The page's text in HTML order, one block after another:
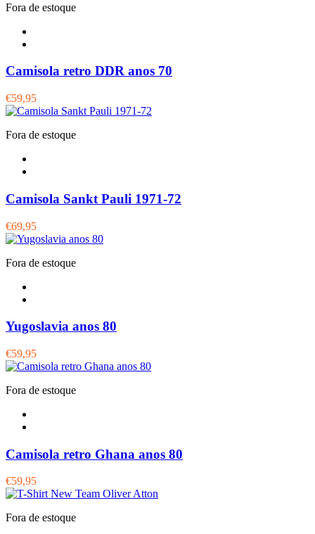
Fora de estoque
Camisola retro DDR anos 70
€59,95
Fora de estoque
Camisola Sankt Pauli 1971-72
€69,95
Fora de estoque
Yugoslavia anos 80
€59,95
Fora de estoque
Camisola retro Ghana anos 80
€59,95
Fora de estoque